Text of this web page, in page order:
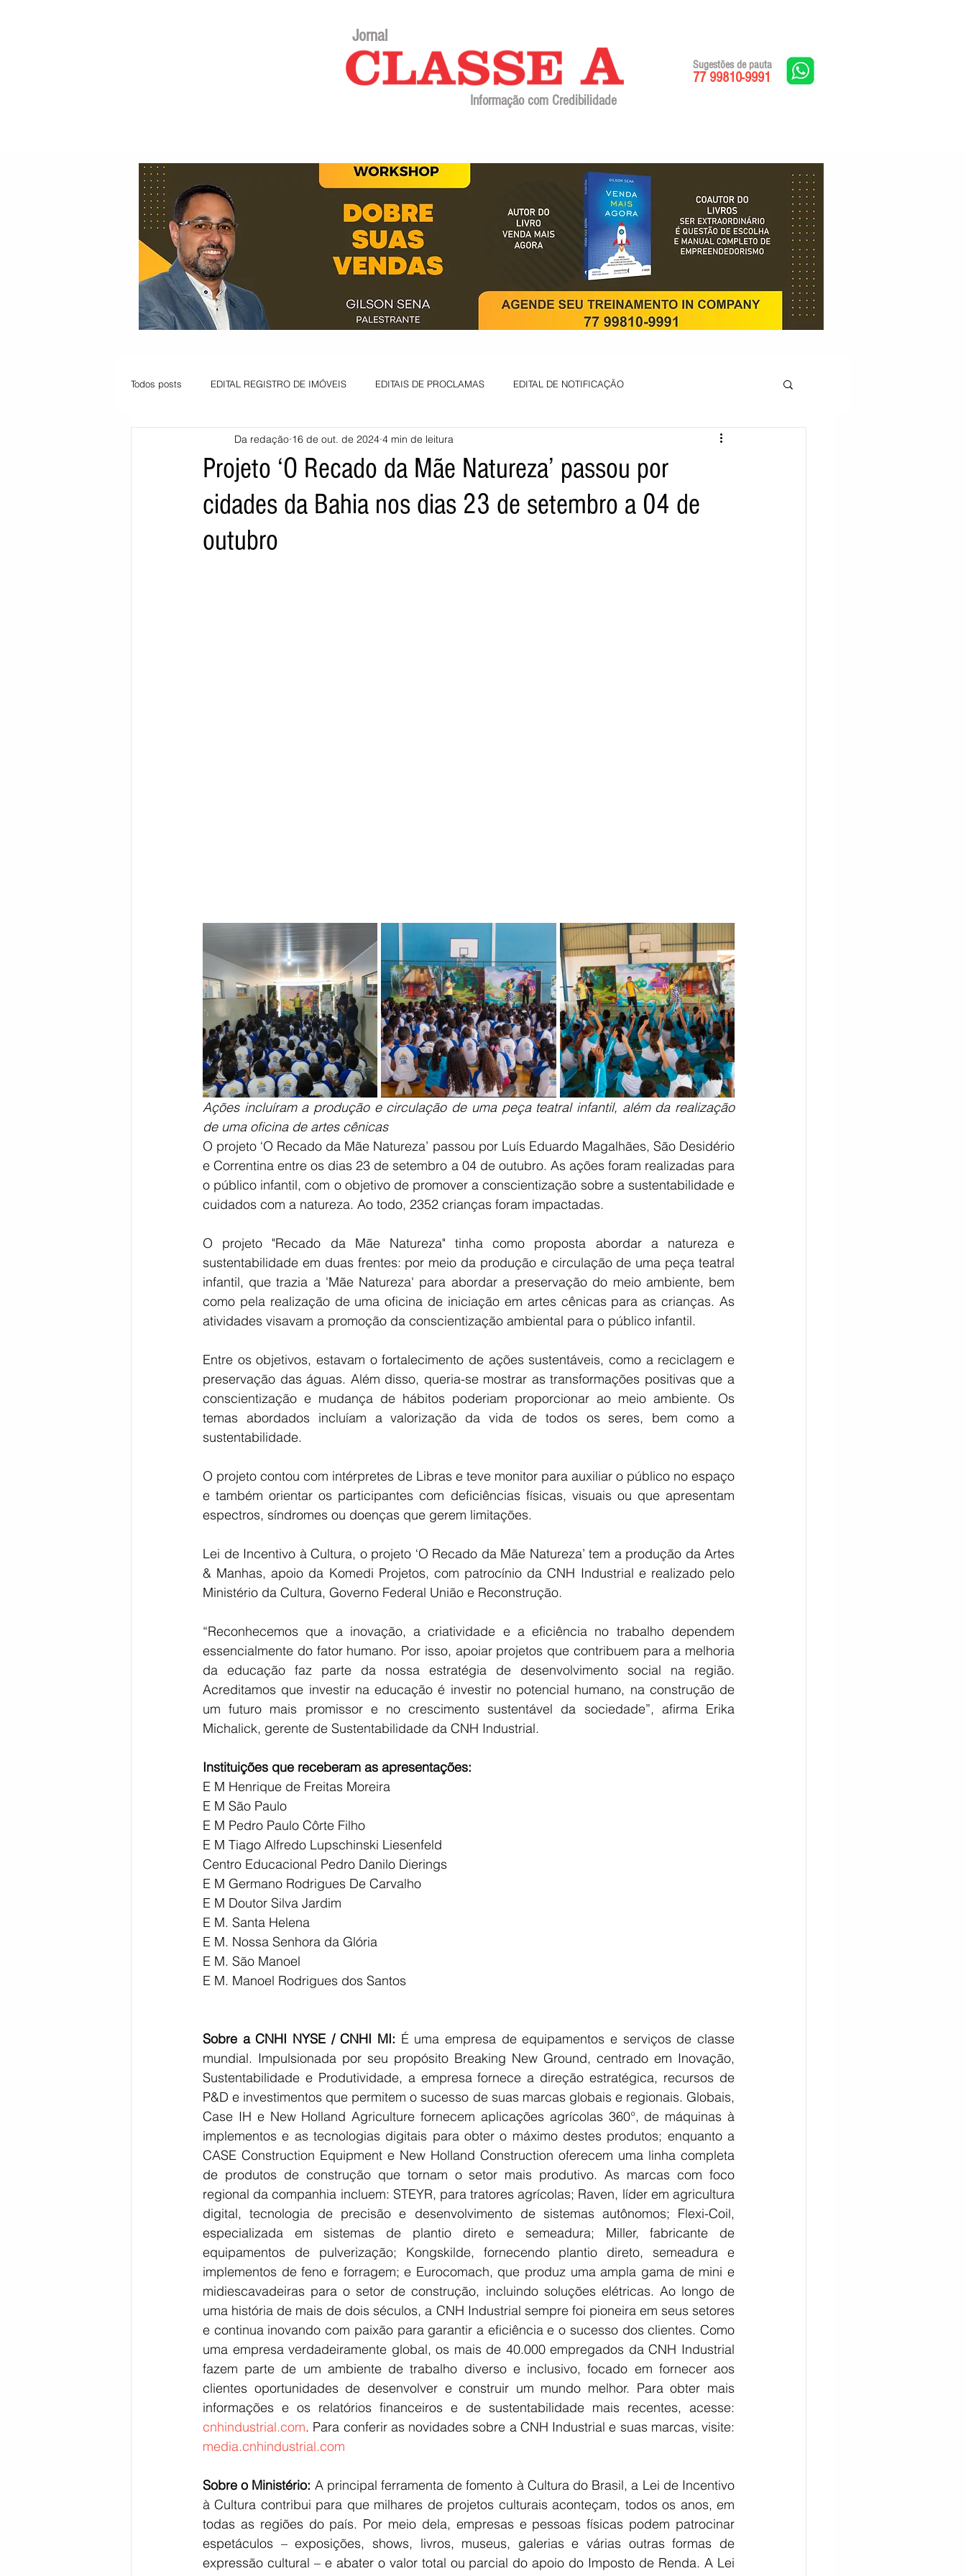
Jornal
77 99810-9991
Sugestões de pauta
Informação com Credibilidade
Todos posts EDITAL REGISTRO DE IMÓVEIS EDITAIS DE PROCLAMAS EDITAL DE NOTIFICAÇÃO
VAGA PARA JOVEM APRENDIZ EDITAL DE INTIMAÇÃO
Informe - Deputado Tito Balanço ambiental Informes - Deputado Tito ABANDONO DE EMPREGO Pedito de renovação
Projeto ‘O Recado da Mãe Natureza’ passou por
cidades da Bahia nos dias 23 de setembro a 04 de
outubro
Da redação 16 de out. de 2024 4 min de leitura
Ações incluíram a produção e circulação de uma peça teatral infantil, além da realização
de uma oficina de artes cênicas
O projeto ‘O Recado da Mãe Natureza’ passou por Luís Eduardo Magalhães, São Desidério
e Correntina entre os dias 23 de setembro a 04 de outubro. As ações foram realizadas para
o público infantil, com o objetivo de promover a conscientização sobre a sustentabilidade e
cuidados com a natureza. Ao todo, 2352 crianças foram impactadas.
O projeto "Recado da Mãe Natureza" tinha como proposta abordar a natureza e
sustentabilidade em duas frentes: por meio da produção e circulação de uma peça teatral
infantil, que trazia a 'Mãe Natureza' para abordar a preservação do meio ambiente, bem
como pela realização de uma oficina de iniciação em artes cênicas para as crianças. As
atividades visavam a promoção da conscientização ambiental para o público infantil.
Entre os objetivos, estavam o fortalecimento de ações sustentáveis, como a reciclagem e
preservação das águas. Além disso, queria-se mostrar as transformações positivas que a
conscientização e mudança de hábitos poderiam proporcionar ao meio ambiente. Os
temas abordados incluíam a valorização da vida de todos os seres, bem como a
sustentabilidade.
O projeto contou com intérpretes de Libras e teve monitor para auxiliar o público no espaço
e também orientar os participantes com deficiências físicas, visuais ou que apresentam
espectros, síndromes ou doenças que gerem limitações.
Lei de Incentivo à Cultura, o projeto ‘O Recado da Mãe Natureza’ tem a produção da Artes
& Manhas, apoio da Komedi Projetos, com patrocínio da CNH Industrial e realizado pelo
Ministério da Cultura, Governo Federal União e Reconstrução.
“Reconhecemos que a inovação, a criatividade e a eficiência no trabalho dependem
essencialmente do fator humano. Por isso, apoiar projetos que contribuem para a melhoria
da educação faz parte da nossa estratégia de desenvolvimento social na região.
Acreditamos que investir na educação é investir no potencial humano, na construção de
um futuro mais promissor e no crescimento sustentável da sociedade”, afirma Erika
Michalick, gerente de Sustentabilidade da CNH Industrial.
Instituições que receberam as apresentações:
E M Henrique de Freitas Moreira
E M São Paulo
E M Pedro Paulo Côrte Filho
E M Tiago Alfredo Lupschinski Liesenfeld
Centro Educacional Pedro Danilo Dierings
E M Germano Rodrigues De Carvalho
E M Doutor Silva Jardim
E M. Santa Helena
E M. Nossa Senhora da Glória
E M. São Manoel
E M. Manoel Rodrigues dos Santos
Sobre a CNHI NYSE / CNHI MI: É uma empresa de equipamentos e serviços de classe
mundial. Impulsionada por seu propósito Breaking New Ground, centrado em Inovação,
Sustentabilidade e Produtividade, a empresa fornece a direção estratégica, recursos de
P&D e investimentos que permitem o sucesso de suas marcas globais e regionais. Globais,
Case IH e New Holland Agriculture fornecem aplicações agrícolas 360°, de máquinas à
implementos e as tecnologias digitais para obter o máximo destes produtos; enquanto a
CASE Construction Equipment e New Holland Construction oferecem uma linha completa
de produtos de construção que tornam o setor mais produtivo. As marcas com foco
regional da companhia incluem: STEYR, para tratores agrícolas; Raven, líder em agricultura
digital, tecnologia de precisão e desenvolvimento de sistemas autônomos; Flexi-Coil,
especializada em sistemas de plantio direto e semeadura; Miller, fabricante de
equipamentos de pulverização; Kongskilde, fornecendo plantio direto, semeadura e
implementos de feno e forragem; e Eurocomach, que produz uma ampla gama de mini e
midiescavadeiras para o setor de construção, incluindo soluções elétricas. Ao longo de
uma história de mais de dois séculos, a CNH Industrial sempre foi pioneira em seus setores
e continua inovando com paixão para garantir a eficiência e o sucesso dos clientes. Como
uma empresa verdadeiramente global, os mais de 40.000 empregados da CNH Industrial
fazem parte de um ambiente de trabalho diverso e inclusivo, focado em fornecer aos
clientes oportunidades de desenvolver e construir um mundo melhor. Para obter mais
cnhindustrial.com
media.cnhindustrial.com
Sobre o Ministério: A principal ferramenta de fomento à Cultura do Brasil, a Lei de Incentivo
à Cultura contribui para que milhares de projetos culturais aconteçam, todos os anos, em
todas as regiões do país. Por meio dela, empresas e pessoas físicas podem patrocinar
espetáculos – exposições, shows, livros, museus, galerias e várias outras formas de
expressão cultural – e abater o valor total ou parcial do apoio do Imposto de Renda. A Lei